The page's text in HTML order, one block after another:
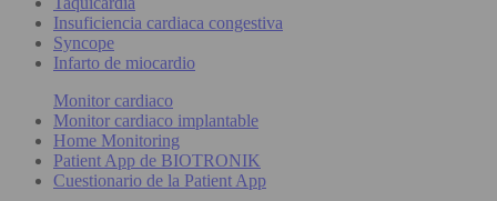
Insuficiencia cardiaca congestiva
Syncope
Infarto de miocardio
Monitor cardiaco
Monitor cardiaco implantable
Home Monitoring
Patient App de BIOTRONIK
Cuestionario de la Patient App